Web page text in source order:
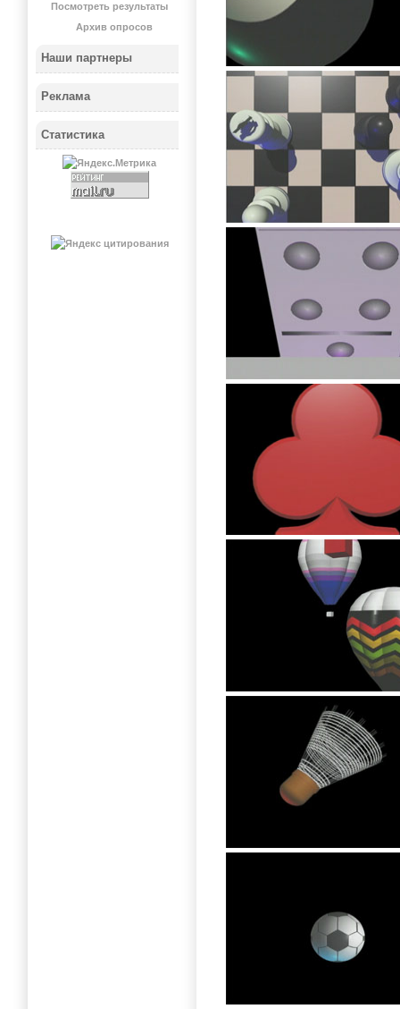
Посмотреть результаты
Архив опросов
Наши партнеры
Реклама
Статистика